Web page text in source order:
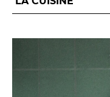
LE TNN
Muriel Mayette-